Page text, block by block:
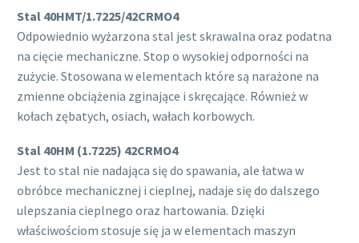
Stal 40HMT/1.7225/42CRMO4
Odpowiednio wyżarzona stal jest skrawalna oraz podatna
na cięcie mechaniczne. Stop o wysokiej odporności na
zużycie. Stosowana w elementach które są narażone na
zmienne obciążenia zginające i skręcające. Również w
kołach zębatych, osiach, wałach korbowych.
Stal 40HM (1.7225) 42CRMO4
Jest to stal nie nadająca się do spawania, ale łatwa w
obróbce mechanicznej i cieplnej, nadaje się do dalszego
ulepszania cieplnego oraz hartowania. Dzięki
właściwościom stosuje się ja w elementach maszyn